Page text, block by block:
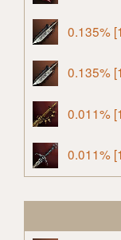
0.135%
0.135%
0.011%
0.011%